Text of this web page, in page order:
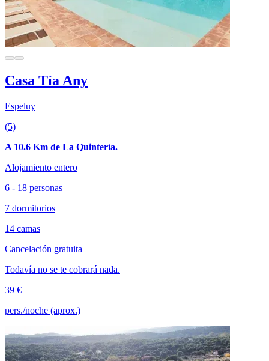
Casa Tía Any
Espeluy
(5)
A 10.6 Km de La Quintería.
Alojamiento entero
6 - 18 personas
7 dormitorios
14 camas
Cancelación gratuita
Todavía no se te cobrará nada.
39 €
pers./noche (aprox.)